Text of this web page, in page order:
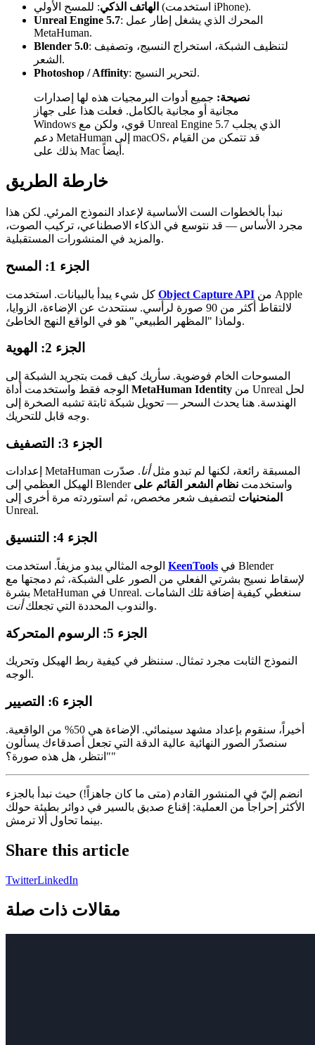
الهاتف الذكي
: للمسح الأولي (استخدمت iPhone).
Unreal Engine 5.7: المحرك الذي يشغل إطار عمل
MetaHuman.
Blender 5.0: لتنظيف الشبكة، استخراج النسيج، وتصفيف
الشعر.
Photoshop / Affinity
: لتحرير النسيج.
نصيحة: جميع أدوات البرمجيات هذه لها إصدارات
مجانية أو مجانية بالكامل. فعلت هذا على جهاز
Windows قوي، ولكن مع Unreal Engine 5.7 الذي يجلب
دعم MetaHuman إلى macOS، قد تتمكن من القيام
بذلك على Mac أيضاً.
خارطة الطريق
نبدأ بالخطوات الست الأساسية لإعداد النموذج المرئي. لكن هذا
مجرد الأساس — قد نتوسع في الذكاء الاصطناعي، تركيب الصوت،
والمزيد في المنشورات المستقبلية.
الجزء 1: المسح
Object Capture API
لالتقاط أكثر من 90 صورة لرأسي. سنتحدث عن الإضاءة، الزوايا،
ولماذا "المظهر الطبيعي" هو في الواقع النهج الخاطئ.
الجزء 2: الهوية
المسوحات الخام فوضوية. سأريك كيف قمت بتجريد الشبكة إلى
MetaHuman Identity
الهندسة. هنا يحدث السحر — تحويل شبكة ثابتة تشبه الصخرة إلى
وجه قابل للتحريك.
الجزء 3: التصفيف
إعدادات MetaHuman المسبقة رائعة، لكنها لم تبدو مثلأنا. صدّرت
الهيكل العظمي إلى Blender واستخدمت نظام الشعر القائم على
المنحنيات لتصفيف شعر مخصص، ثم استوردته مرة أخرى إلى
Unreal.
الجزء 4: التنسيق
KeenTools
لإسقاط نسيج بشرتي الفعلي من الصور على الشبكة، ثم دمجتها مع
بشرة MetaHuman في Unreal. سنغطي كيفية إضافة تلك الشامات
والندوب المحددة التي تجعلكأنت .
الجزء 5: الرسوم المتحركة
النموذج الثابت مجرد تمثال. سننظر في كيفية ربط الهيكل وتحريك
الوجه.
الجزء 6: التصيير
أخيراً، سنقوم بإعداد مشهد سينمائي. الإضاءة هي 50% من الواقعية.
سنصدّر الصور النهائية عالية الدقة التي تجعل أصدقاءك يسألون
"انتظر، هل هذه صورة؟"
انضم إليّ في المنشور القادم (متى ما كان جاهزاً!) حيث نبدأ بالجزء
الأكثر إحراجاً من العملية: إقناع صديق بالسير في دوائر بطيئة حولك
بينما تحاول ألا ترمش.
Share this article
TwitterLinkedIn
مقالات ذات صلة